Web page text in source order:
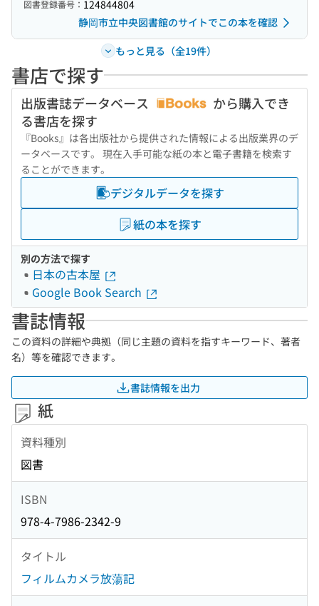
図書登録番号： 124844804
静岡市立中央図書館のサイトでこの本を確認
もっと見る（全19件）
書店で探す
出版書誌データベース
から購入でき
る書店を探す
『Books』は各出版社から提供された情報による出版業界のデ
ータベースです。 現在入手可能な紙の本と電子書籍を検索す
ることができます。
デジタルデータを探す
紙の本を探す
別の方法で探す
日本の古本屋
Google Book Search
書誌情報
この資料の詳細や典拠（同じ主題の資料を指すキーワード、著者
名）等を確認できます。
書誌情報を出力
紙
資料種別
図書
ISBN
978-4-7986-2342-9
タイトル
フィルムカメラ放蕩記